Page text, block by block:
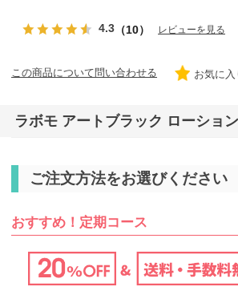
4.3 （10） レビューを見る
この商品について問い合わせる お気に
ラボモ アートブラック ローショ
ご注文方法をお選びください
おすすめ！定期コース